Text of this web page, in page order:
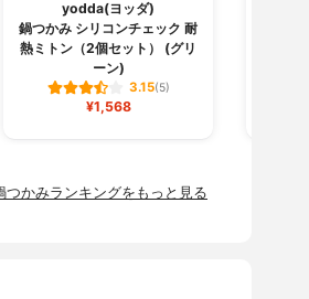
yodda(ヨッダ)
鍋つかみ シリコンチェック 耐
熱ミトン（2個セット） (グリ
ーン)
3.15(5)
¥1,568
つかみランキングをもっと見る